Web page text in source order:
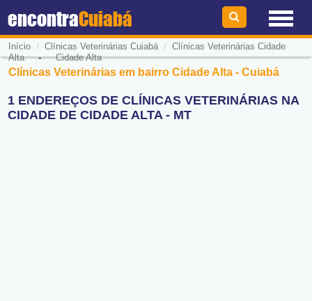
encontraCuiabá
Início / Clínicas Veterinárias Cuiabá/ Clínicas Veterinárias Cidade
Alta-Cidade Alta
Clínicas Veterinárias em bairro Cidade Alta - Cuiabá
1 ENDEREÇOS DE CLÍNICAS VETERINÁRIAS NA
CIDADE DE CIDADE ALTA - MT